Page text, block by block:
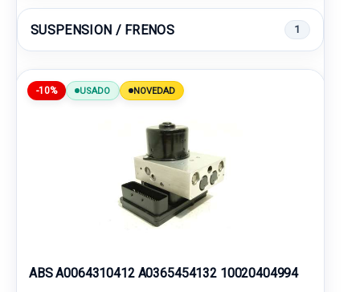
SUSPENSION / FRENOS 1
-10% USADO NOVEDAD
ABS A0064310412 A0365454132 10020404994